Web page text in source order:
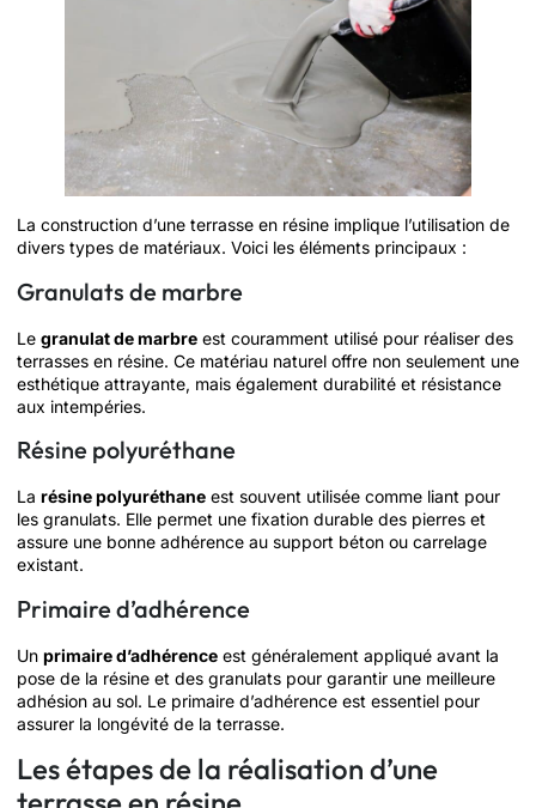
La construction d’une terrasse en résine implique l’utilisation de
divers types de matériaux. Voici les éléments principaux :
Granulats de marbre
Le granulat de marbre est couramment utilisé pour réaliser des
terrasses en résine. Ce matériau naturel offre non seulement une
esthétique attrayante, mais également durabilité et résistance
aux intempéries.
Résine polyuréthane
La résine polyuréthane est souvent utilisée comme liant pour
les granulats. Elle permet une fixation durable des pierres et
assure une bonne adhérence au support béton ou carrelage
existant.
Primaire d’adhérence
Un primaire d’adhérence est généralement appliqué avant la
pose de la résine et des granulats pour garantir une meilleure
adhésion au sol. Le primaire d’adhérence est essentiel pour
assurer la longévité de la terrasse.
Les étapes de la réalisation d’une